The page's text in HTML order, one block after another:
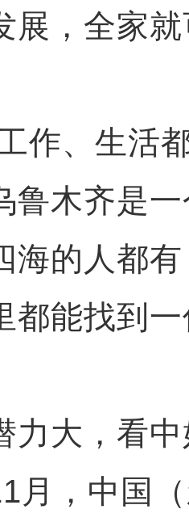
展，全家
、生活都
鲁木齐是
海的人都
都能找到
大，看中
，中国（